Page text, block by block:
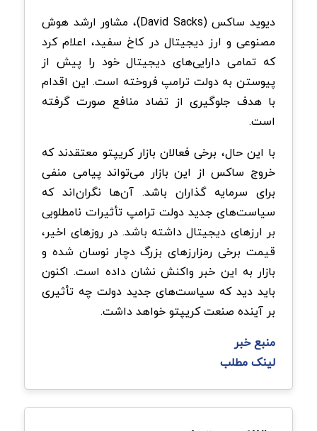
دیوید ساکس (David Sacks)، مشاور ارشد هوش
مصنوعی و ارز دیجیتال در کاخ سفید، اعلام کرد
که تمامی دارایی‌های دیجیتال خود را پیش از
پیوستن به دولت ترامپ فروخته است. این اقدام
با هدف جلوگیری از تضاد منافع صورت گرفته
است.
با این حال، برخی فعالان بازار کریپتو معتقدند که
خروج ساکس از این بازار می‌تواند پیامی منفی
برای سرمایه گذاران باشد. آن‌ها نگران‌اند که
سیاست‌های جدید دولت ترامپ تأثیرات نامطلوبی
بر ارزهای دیجیتال داشته باشد. در روزهای اخیر،
قیمت برخی رمزارزهای بزرگ دچار نوسان شده و
بازار به این خبر واکنش نشان داده است. اکنون
باید دید که سیاست‌های جدید دولت چه تأثیری
بر آینده صنعت کریپتو خواهد داشت.
منبع خبر
لینک مطلب